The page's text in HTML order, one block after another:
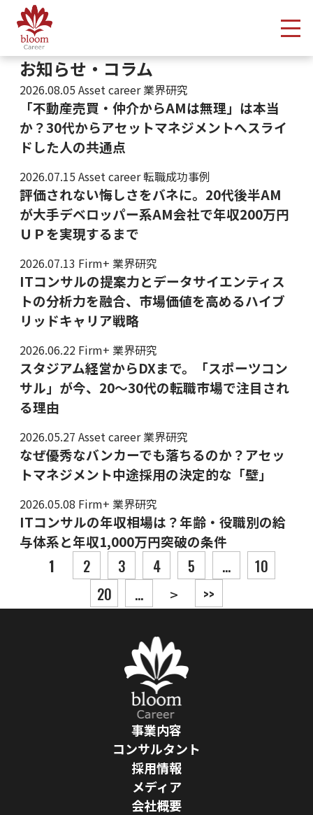
メ
お知らせ・コラム
2026.08.05Asset career 業界研究
「不動産売買・仲介からAMは無理」は本当
か？30代からアセットマネジメントへスライ
ドした人の共通点
2026.07.15Asset career 転職成功事例
評価されない悔しさをバネに。20代後半AM
が大手デベロッパー系AM会社で年収200万円
ＵＰを実現するまで
2026.07.13 Firm+ 業界研究
ITコンサルの提案力とデータサイエンティス
トの分析力を融合、市場価値を高めるハイブ
リッドキャリア戦略
2026.06.22 Firm+ 業界研究
スタジアム経営からDXまで。「スポーツコン
サル」が今、20〜30代の転職市場で注目され
る理由
2026.05.27Asset career 業界研究
なぜ優秀なバンカーでも落ちるのか？アセッ
トマネジメント中途採用の決定的な「壁」
2026.05.08 Firm+ 業界研究
ITコンサルの年収相場は？年齢・役職別の給
与体系と年収1,000万円突破の条件
投稿ナビゲーション
1 2 3 4 5 ...
10
20
... > >>
事業内容
コンサルタント
採用情報
メディア
会社概要